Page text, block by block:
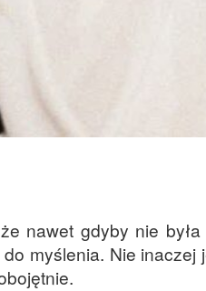
nawet gdyby nie
myślenia. Nie inaczej